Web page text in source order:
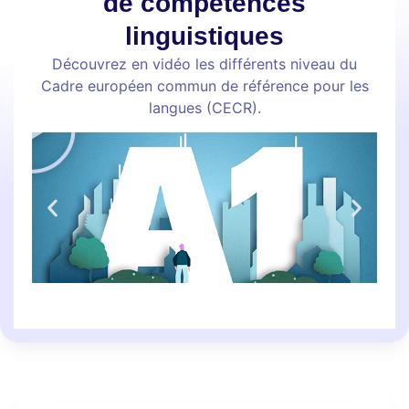
linguistiques
Découvrez en vidéo les différents niveau du
Cadre européen commun de référence pour les
langues (CECR).